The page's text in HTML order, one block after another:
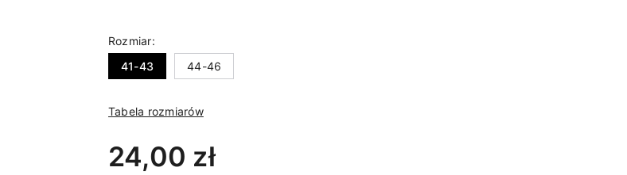
Rozmiar:
41-43
44-46
Tabela rozmiarów
24,00 zł